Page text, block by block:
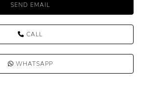
SEND EMAIL
CALL
WHATSAPP